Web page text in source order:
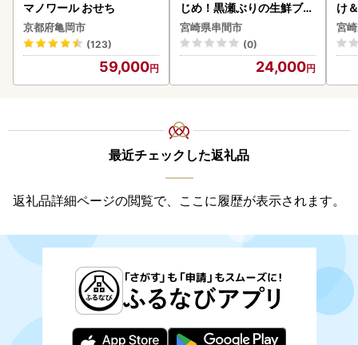
マノワール おせち
京都府亀岡市
(123)
59,000
じめ！黒瀬ぶりの生鮮ブリ
ロイン2節（1.0kg前後）_
K001-012-2609
宮崎県串間市
(0)
24,000
け
も
-
宮
最近チェックした返礼品
返礼品詳細ページの閲覧で、ここに履歴が表示されます。